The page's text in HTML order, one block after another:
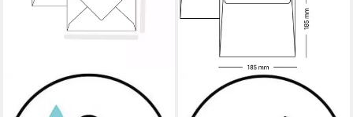
BRIEFUMSCHLÄGE24PLUS
Briefumschlag 25 Mini 5,0 x
BRIEFUMSCHLÄGE24PLUS
Briefumschlag 25 St. 18,5 x